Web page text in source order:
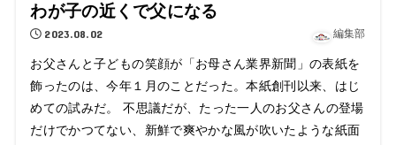
わが子の近くで父になる
2023.08.02 編集部
お父さんと子どもの笑顔が「お母さん業界新聞」の表紙を
飾ったのは、今年１月のことだった。本紙創刊以来、はじ
めての試みだ。 不思議だが、たった一人のお父さんの登場
だけでかつてない、新鮮で爽やかな風が吹いたような紙面